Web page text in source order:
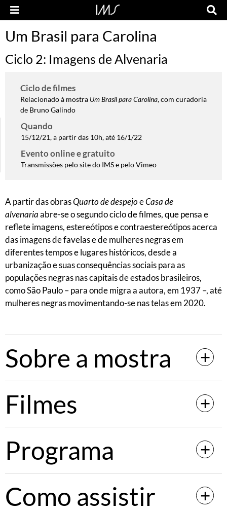
Um Brasil para Carolina
Ciclo 2: Imagens de Alvenaria
Ciclo de filmes
Relacionado à mostra Um Brasil para Carolina, com curadoria
de Bruno Galindo
Quando
15/12/21, a partir das 10h, até 16/1/22
Evento online e gratuito
Transmissões pelo site do IMS e pelo Vimeo
A partir das obrasQuarto de despejoeCasa de
alvenariaabre-se o segundo ciclo de filmes, que pensa e
reflete imagens, estereótipos e contraestereótipos acerca
das imagens de favelas e de mulheres negras em
diferentes tempos e lugares históricos, desde a
urbanização e suas consequências sociais para as
populações negras nas capitais de estados brasileiros,
como São Paulo – para onde migra a autora, em 1937 –, até
mulheres negras movimentando-se nas telas em 2020.
Sobre a mostra
Filmes
Programa
Como assistir